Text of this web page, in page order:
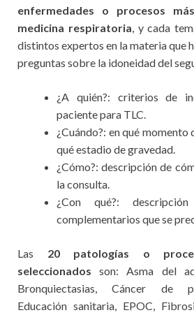
enfermedades o procesos
medicina respiratoria , y cada
distintos expertos en la materia que
preguntas sobre la idoneidad del
¿A quién?: criterios de
paciente para TLC.
¿Cuándo?: en qué momento
qué estadio de gravedad.
¿Cómo?: descripción de
la consulta.
¿Con qué?:
complementarios que se
Las 20 patologías o
seleccionados son: Asma del
Bronquiectasias, Cáncer de
Educación sanitaria, EPOC,